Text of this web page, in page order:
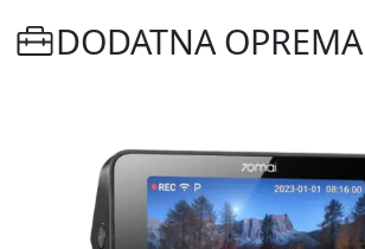
DODATNA OPREMA